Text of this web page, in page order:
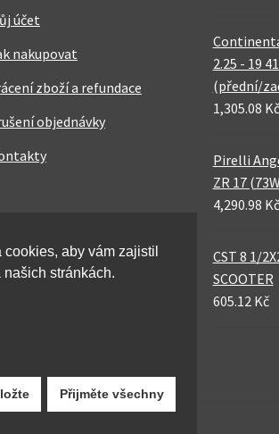
účet
nakupovat
zboží a refundace
objednávky
2.25 - 19
(přední/
1,305.08 Kč
Pirelli
ZR 17
4,290.98 Kč
CST 8 1/
SCOOTER
605.12 Kč
aby vám zajistil
stránkách.
Přijměte všechny